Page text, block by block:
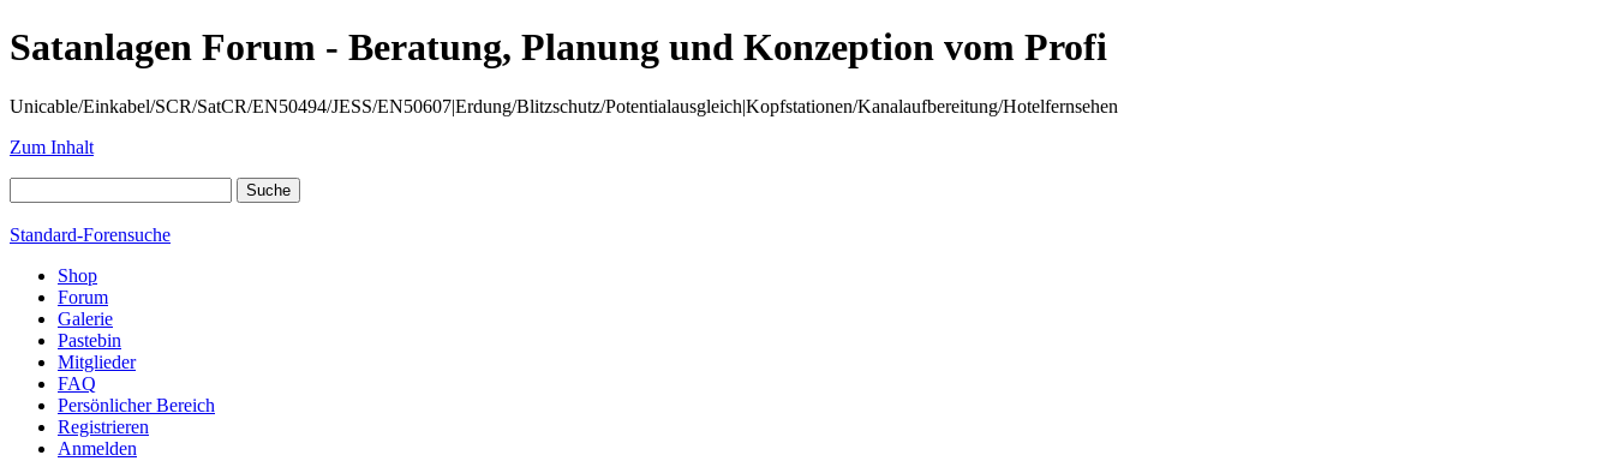
Satanlagen Forum - Beratung, Planung und Konzeption vom Profi
Unicable/Einkabel/SCR/SatCR/EN50494/JESS/EN50607|Erdung/Blitzschutz/Potentialausgleich|Kopfstationen/Kanalaufbereitung/Hotelfernsehen
Zum Inhalt
Standard-Forensuche
Shop
Forum
Galerie
Pastebin
Mitglieder
FAQ
Persönlicher Bereich
Registrieren
Anmelden